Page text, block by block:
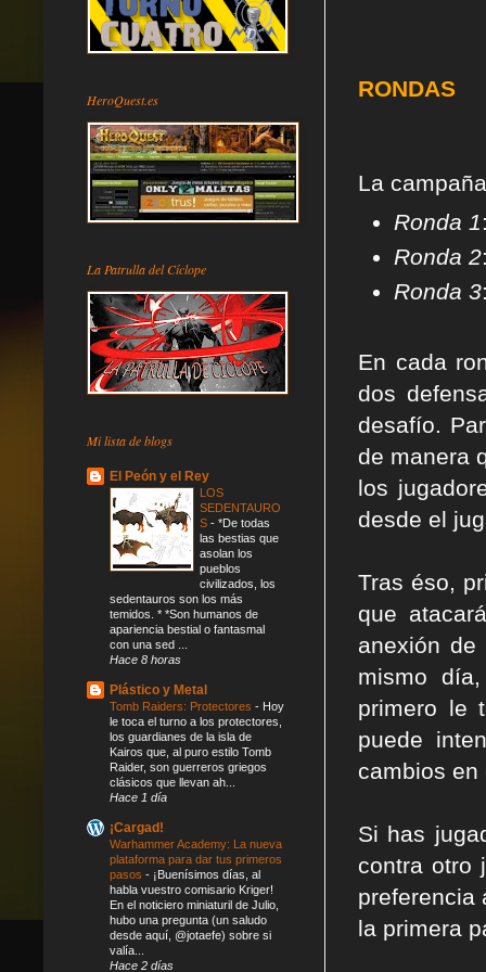
RONDAS
La
Ronda 1
Ronda 2
Ronda 3
En cada
dos
desafío.
de manera
los
desde el
Tras éso,
que
anexión
mismo
primero le
puede
cambios
Si has
contra otro
preferencia
la primera
HeroQuest.es
La Patrulla del Cíclope
Mi lista de blogs
El Peón y el Rey
LOS
SEDENTAURO
S - *De todas
las bestias que
asolan los
pueblos
civilizados, los
sedentauros son los más
temidos. * *Son humanos de
apariencia bestial o fantasmal
con una sed ...
Hace 8 horas
Plástico y Metal
Tomb Raiders: Protectores - Hoy
le toca el turno a los protectores,
los guardianes de la isla de
Kairos que, al puro estilo Tomb
Raider, son guerreros griegos
clásicos que llevan ah...
Hace 1 día
¡Cargad!
Warhammer Academy: La nueva
plataforma para dar tus primeros
pasos - ¡Buenísimos días, al
habla vuestro comisario Kriger!
En el noticiero miniaturil de Julio,
hubo una pregunta (un saludo
desde aquí, @jotaefe) sobre si
valía...
Hace 2 días